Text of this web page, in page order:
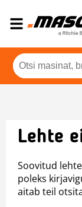
Lehte
Soovitud
poleks
aitab teil